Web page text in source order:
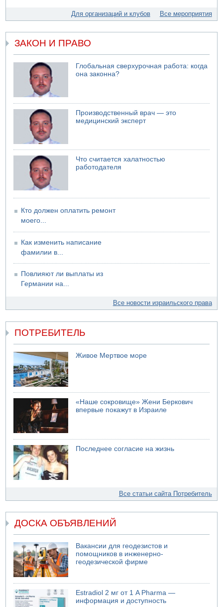
МАДА призывает израильтян срочно сдавать кровь
05.08.2026 17:00
Бывший посол Израиля в ООН Гилад Эрдан объявит в
четверг о создании новой политической партии
05.08.2026 13:49
На севере Израиля на берег выбросило тело
05.08.2026 13:32
В России горят новые склады
Для организаций и клубов Все мероприятия
ЗАКОН И ПРАВО
Глобальная сверхурочная работа: когда
она законна?
Производственный врач — это
медицинский эксперт
Что считается халатностью
работодателя
Кто должен оплатить ремонт
моего...
Как изменить написание
фамилии в...
Повлияют ли выплаты из
Германии на...
Все новости израильского права
ПОТРЕБИТЕЛЬ
Живое Мертвое море
«Наше сокровище» Жени Беркович
впервые покажут в Израиле
Последнее согласие на жизнь
Все статьи сайта Потребитель
ДОСКА ОБЪЯВЛЕНИЙ
Вакансии для геодезистов и
помощников в инженерно-
геодезической фирме
Estradiol 2 мг от 1 A Pharma —
информация и доступность